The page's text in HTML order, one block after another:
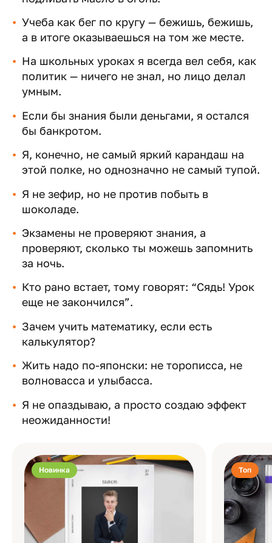
Учеба как бег по кругу — бежишь, бежишь,
а в итоге оказываешься на том же месте.
На школьных уроках я всегда вел себя, как
политик — ничего не знал, но лицо делал
умным.
Если бы знания были деньгами, я остался
бы банкротом.
Я, конечно, не самый яркий карандаш на
этой полке, но однозначно не самый тупой.
Я не зефир, но не против побыть в
шоколаде.
Экзамены не проверяют знания, а
проверяют, сколько ты можешь запомнить
за ночь.
Кто рано встает, тому говорят: “Сядь! Урок
еще не закончился”.
Зачем учить математику, если есть
калькулятор?
Жить надо по-японски: не торописса, не
волновасса и улыбасса.
Я не опаздываю, а просто создаю эффект
неожиданности!
Новинка Топ